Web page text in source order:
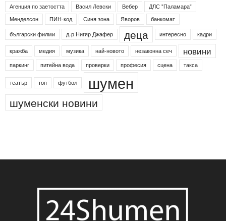
Агенция по заетостта
Васил Левски Вебер
ДЛС "Паламара"
Менделсон
ПИН-код Синя зона Яворов
банкомат
български филми
д-р Нигяр Джафер деца интересно кадри
кражба медия музика най-новото незаконна сеч новини
паркинг питейна вода проверки професия сцена такса
театър топ футбол шумен
шуменски новини